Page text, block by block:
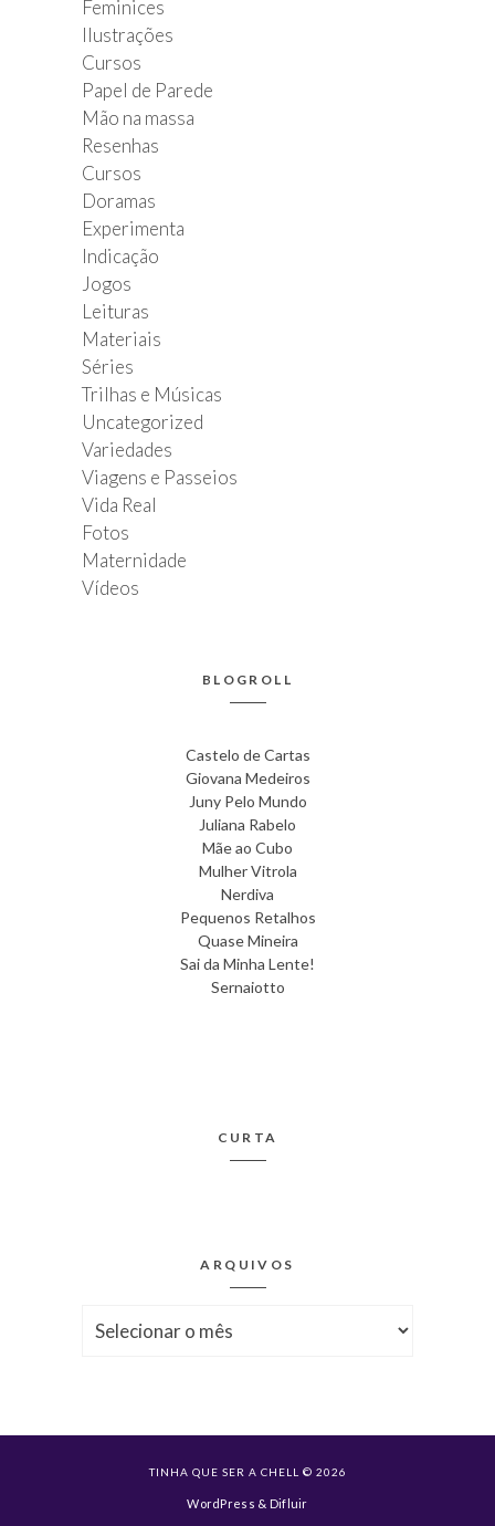
Feminices
Ilustrações
Cursos
Papel de Parede
Mão na massa
Resenhas
Cursos
Doramas
Experimenta
Indicação
Jogos
Leituras
Materiais
Séries
Trilhas e Músicas
Uncategorized
Variedades
Viagens e Passeios
Vida Real
Fotos
Maternidade
Vídeos
BLOGROLL
Castelo de Cartas
Giovana Medeiros
Juny Pelo Mundo
Juliana Rabelo
Mãe ao Cubo
Mulher Vitrola
Nerdiva
Pequenos Retalhos
Quase Mineira
Sai da Minha Lente!
Sernaiotto
CURTA
ARQUIVOS
Arquivos
TINHA QUE SER A CHELL © 2026
WordPress & Difluir